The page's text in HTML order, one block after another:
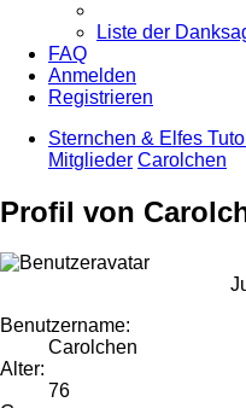
Liste der
FAQ
Anmelden
Registrieren
Sternchen & Elfes
Mitglieder Carolchen
Profil von
Benutzername:
Carolchen
Alter:
76